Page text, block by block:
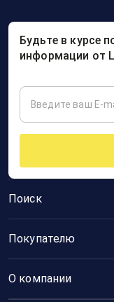
Поиск
Покупателю
О компании
Будьте в курсе
информации от